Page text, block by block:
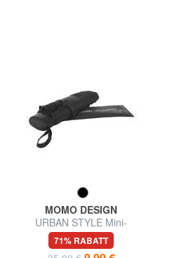
MOMO DESIGN
URBAN STYLE Mini-
Regenschirm
71% RABATT